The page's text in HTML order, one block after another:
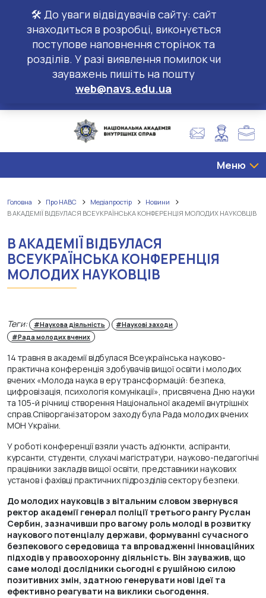
🛠️ До уваги відвідувачів сайту: сайт
знаходиться в розробці, виконується
поступове наповнення сторінок та
розділів. У разі виявлення помилок чи
зауважень пишіть на пошту
web@navs.edu.ua
Меню
Головна Про НАВС Медіапростір
Новини
В АКАДЕМІЇ ВІДБУЛАСЯ ВСЕУКРАЇНСЬКА КОНФЕРЕНЦІЯ МОЛОДИХ НАУКОВЦІВ
В АКАДЕМІЇ ВІДБУЛАСЯ
ВСЕУКРАЇНСЬКА КОНФЕРЕНЦІЯ
МОЛОДИХ НАУКОВЦІВ
Теги: #Наукова діяльність
#Наукові заходи
#Рада молодих вчених
14 травня в академії відбулася Всеукраїнська науково-
практична конференція здобувачів вищої освіти і молодих
вчених «Молода наука в еру трансформацій: безпека,
цифровізація, психологія комунікації», присвячена Дню науки
та 105-й річниці створення Національної академії внутрішніх
справ.Співорганізатором заходу була Рада молодих вчених
МОН України.
У роботі конференції взяли участь ад’юнкти, аспіранти,
курсанти, студенти, слухачі магістратури, науково-педагогічні
працівники закладів вищої освіти, представники наукових
установ і фахівці практичних підрозділів сектору безпеки.
До молодих науковців з вітальним словом звернувся
ректор академії генерал поліції третього рангу Руслан
Сербин, зазначивши про вагому роль молоді в розвитку
наукового потенціалу держави, формуванні сучасного
безпекового середовища та впровадженні інноваційних
підходів у правоохоронну діяльність. Він зауважив, що
саме молоді дослідники сьогодні є рушійною силою
позитивних змін, здатною генерувати нові ідеї та
ефективно реагувати на виклики сьогодення.